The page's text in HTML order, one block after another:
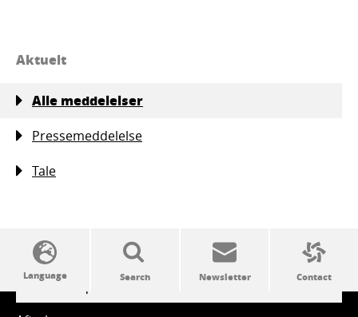
Aktuelt
Alle meddelelser
Pressemeddelelse
Tale
SSW politics from A to Z